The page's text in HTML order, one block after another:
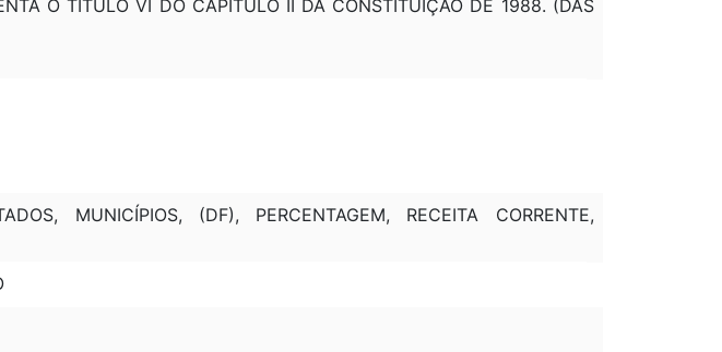
O TITULO VI DO CAPÍTULO II DA CONSTITUIÇÃO DE 1988. (DAS
MUNICÍPIOS, (DF), PERCENTAGEM, RECEITA CORRENTE,